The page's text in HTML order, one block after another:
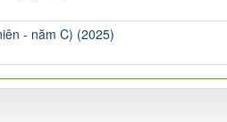
- năm C) (2025)